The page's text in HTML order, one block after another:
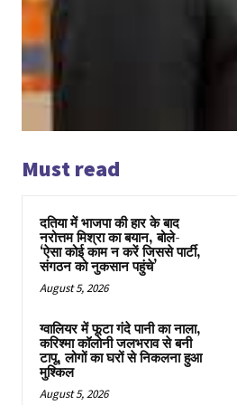
Must read
दतिया में भाजपा की हार के बाद
नरोत्तम मिश्रा का बयान, बोले-
‘ऐसा कोई काम न करें जिससे पार्टी,
संगठन को नुकसान पहुंचे’
August 5, 2026
ग्वालियर में फूटा गंदे पानी का नाला,
करिश्मा कॉलोनी जलभराव से बनी
टापू, लोगों का घरों से निकलना हुआ
मुश्किल
August 5, 2026